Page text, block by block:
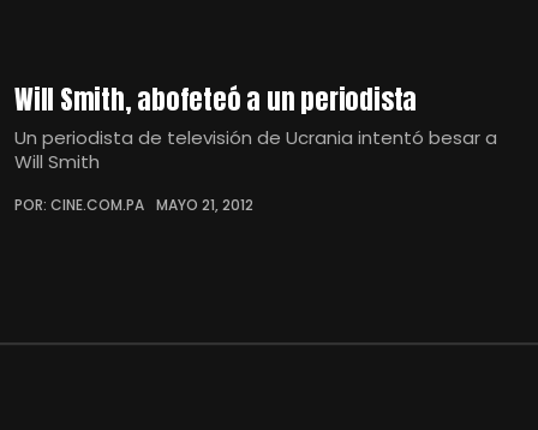
Will Smith, abofeteó a un periodista
Un periodista de televisión de Ucrania intentó besar a
Will Smith
POR: CINE.COM.PA MAYO 21, 2012